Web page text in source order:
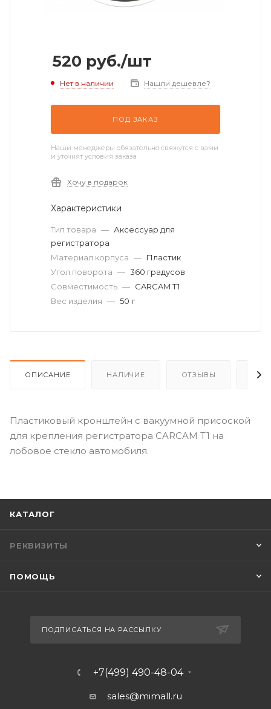
520 руб./шт
Нет в наличии Нашли дешевле?
ПОД ЗАКАЗ
Наши менеджеры обязательно свяжутся с вами
и уточнят условия заказа
Хочу в подарок
Характеристики
Тип товара — Аксессуар для
регистратора
Материал корпуса — Пластик
Угол поворота — 360 градусов
Совместимость — CARCAM T1
Вес изделия — 50 г
ОПИСАНИЕ НАЛИЧИЕ ОТЗЫВЫ
Пластиковый кронштейн с вакуумной присоской
для крепления регистратора СARCAM T1 на
лобовое стекло автомобиля.
КАТАЛОГ
РЕКВИЗИТЫ
ПОМОЩЬ
ПОДПИСАТЬСЯ НА РАССЫЛКУ
+7(499) 490-48-04
sales@mimall.ru